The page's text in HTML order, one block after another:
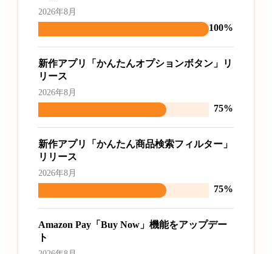
2026年8月
100%
新作アプリ「かんたんオプションボタン」リ
リース
2026年8月
75%
新作アプリ「かんたん商品検索フィルター」
リリース
2026年8月
75%
Amazon Pay「Buy Now」機能をアップデー
ト